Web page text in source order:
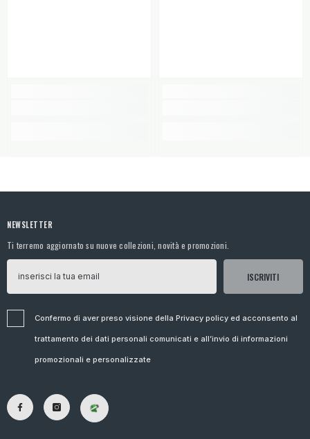
NEWSLETTER
Ti terremo aggiornato su nuove collezioni, novità e promozioni.
ISCRIVITI
Confermo di aver preso visione della Privacy policy ed acconsento al
trattamento dei dati personali comunicati e all’invio di informazioni
promozionali e personalizzate